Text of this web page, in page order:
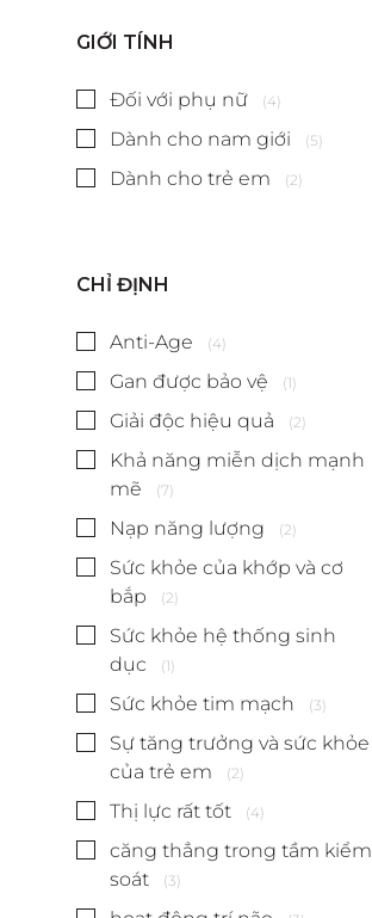
GIỚI TÍNH
Đối với phụ nữ (4)
Dành cho nam giới (5)
Dành cho trẻ em (2)
CHỈ ĐỊNH
Anti-Age (4)
Gan được bảo vệ (1)
Giải độc hiệu quả (2)
Khả năng miễn dịch mạnh
mẽ
(7)
Nạp năng lượng (2)
Sức khỏe của khớp và cơ
bắp
(2)
Sức khỏe hệ thống sinh
dục
(1)
Sức khỏe tim mạch (3)
Sự tăng trưởng và sức khỏe
của trẻ em
(2)
Thị lực rất tốt (4)
căng thẳng trong tầm kiểm
soát
(3)